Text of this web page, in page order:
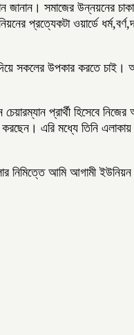
সমাজের উন্নয়নের
প্রত্যেকটা ওয়ার্ডে
উপকার করতে চাই।
প্রার্থী হিসেবে
করছেন। এরি মধ্যে তিনি
নিমিত্তে আমি আগামী ইউনিয়ন